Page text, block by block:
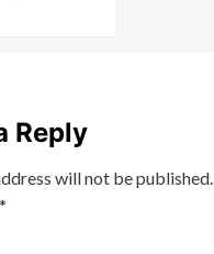
Reply
will not be published.
*